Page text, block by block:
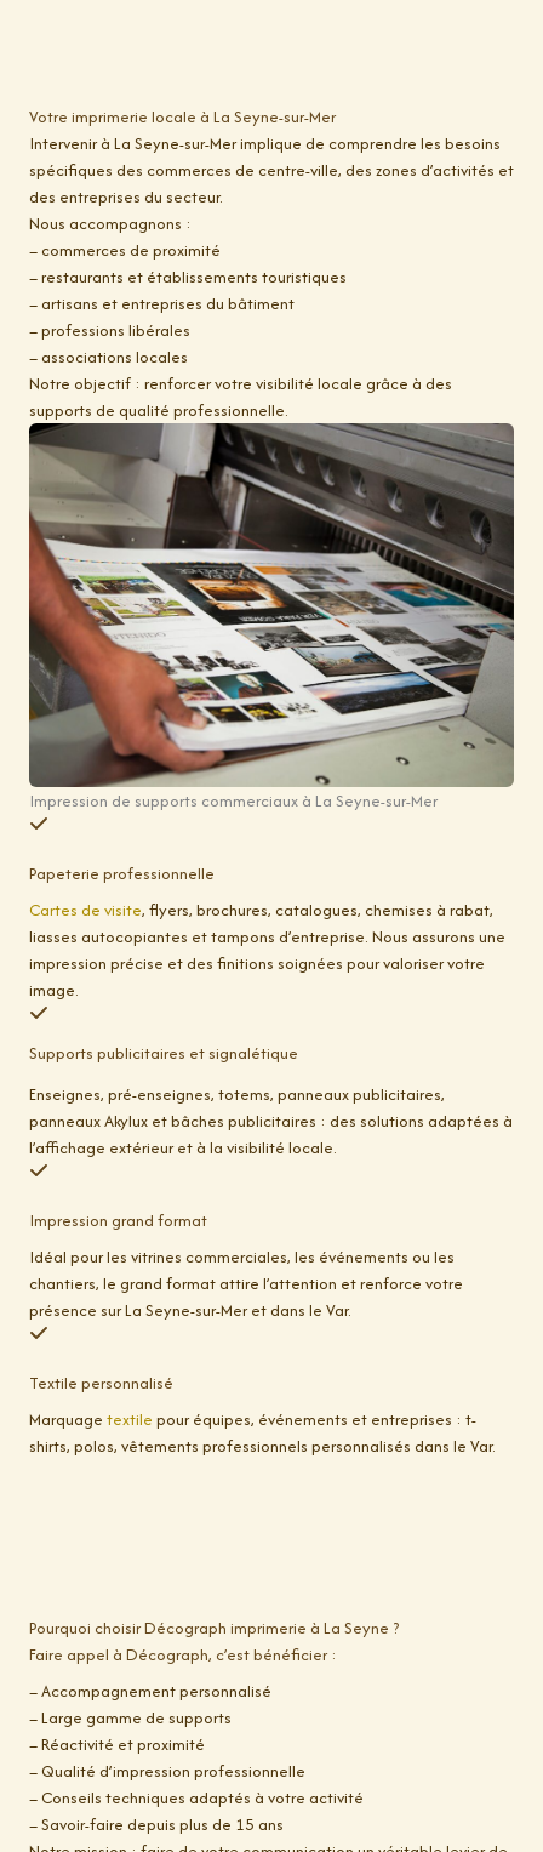
Votre imprimerie locale à La Seyne-sur-Mer
Intervenir à La Seyne-sur-Mer implique de comprendre les besoins
spécifiques des commerces de centre-ville, des zones d’activités et
des entreprises du secteur.
Nous accompagnons :
– commerces de proximité
– restaurants et établissements touristiques
– artisans et entreprises du bâtiment
– professions libérales
– associations locales
Notre objectif : renforcer votre visibilité locale grâce à des
supports de qualité professionnelle.
Impression de supports commerciaux à La Seyne-sur-Mer
Papeterie professionnelle
Cartes de visite, flyers, brochures, catalogues, chemises à rabat,
liasses autocopiantes et tampons d’entreprise. Nous assurons une
impression précise et des finitions soignées pour valoriser votre
image.
Supports publicitaires et signalétique
Enseignes, pré-enseignes, totems, panneaux publicitaires,
panneaux Akylux et bâches publicitaires : des solutions adaptées à
l’affichage extérieur et à la visibilité locale.
Impression grand format
Idéal pour les vitrines commerciales, les événements ou les
chantiers, le grand format attire l’attention et renforce votre
présence sur La Seyne-sur-Mer et dans le Var.
Textile personnalisé
Marquage textile pour équipes, événements et entreprises : t-
shirts, polos, vêtements professionnels personnalisés dans le Var.
Pourquoi choisir Décograph imprimerie à La Seyne ?
Faire appel à Décograph, c’est bénéficier :
– Accompagnement personnalisé
– Large gamme de supports
– Réactivité et proximité
– Qualité d’impression professionnelle
– Conseils techniques adaptés à votre activité
– Savoir-faire depuis plus de 15 ans